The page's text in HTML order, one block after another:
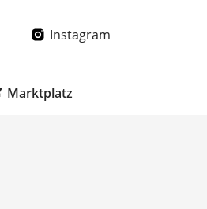
Instagram
Marktplatz